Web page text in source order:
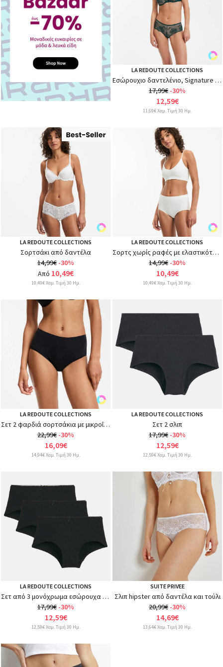
LA REDOUTE COLLECTIONS
Εσώρουχιο δαντελένιο, Signature YSANDRE
17,99€ -30%
12,59€
11,69€ Χαμ. Τιμή 30 Ημ.
LA REDOUTE COLLECTIONS
Σορτσάκι από δαντέλα
14,99€ -30%
Από 10,49€
10,49€ Χαμ. Τιμή 30 Ημ.
LA REDOUTE COLLECTIONS
Σορτς χωρίς ραφές με ελαστικότητα ALOIS
14,99€ -30%
10,49€
10,49€ Χαμ. Τιμή 30 Ημ.
LA REDOUTE COLLECTIONS
Σετ 2 φαρδιά σορτσάκια με μικροΐνες
22,99€ -30%
16,09€
14,94€ Χαμ. Τιμή 30 Ημ.
LA REDOUTE COLLECTIONS
Σετ 2 σλιπ
17,99€ -30%
12,59€
12,59€ Χαμ. Τιμή 30 Ημ.
LA REDOUTE COLLECTIONS
Σετ από 3 μονόχρωμα εσώρουχα από stretch βαμβάκι
17,99€ -30%
12,59€
12,59€ Χαμ. Τιμή 30 Ημ.
SUITE PRIVEE
Σλιπ hipster από δαντέλα και τούλι
20,99€ -30%
14,69€
13,64€ Χαμ. Τιμή 30 Ημ.